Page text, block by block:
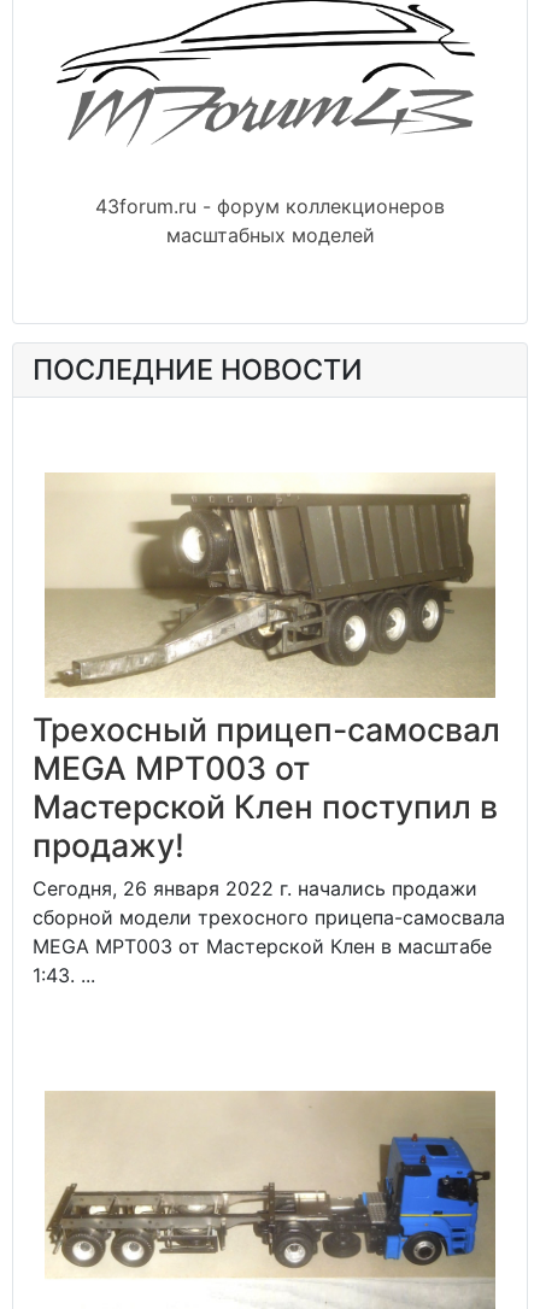
43forum.ru - форум коллекционеров
масштабных моделей
ПОСЛЕДНИЕ НОВОСТИ
Трехосный прицеп-самосвал
MEGA MPT003 от
Мастерской Клен поступил в
продажу!
Сегодня, 26 января 2022 г. начались продажи
сборной модели трехосного прицепа-самосвала
MEGA MPT003 от Мастерской Клен в масштабе
1:43. ...